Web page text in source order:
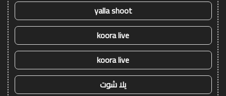
yalla shoot
koora live
koora live
يلا شوت